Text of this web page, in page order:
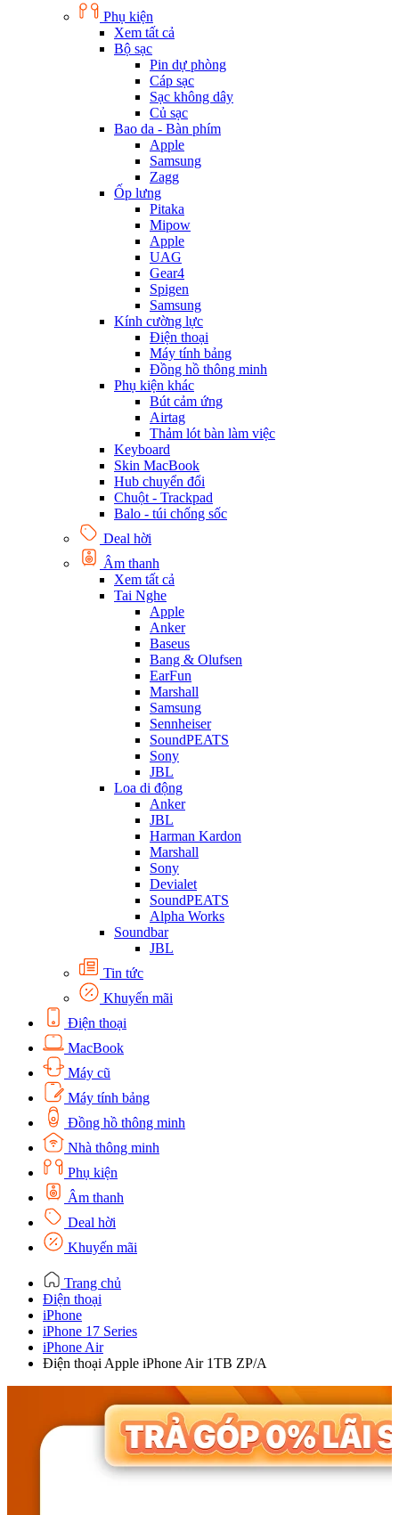
Phụ kiện
Xem tất cả
Bộ sạc
Pin dự phòng
Cáp sạc
Sạc không dây
Củ sạc
Bao da - Bàn phím
Apple
Samsung
Zagg
Ốp lưng
Pitaka
Mipow
Apple
UAG
Gear4
Spigen
Samsung
Kính cường lực
Điện thoại
Máy tính bảng
Đồng hồ thông minh
Phụ kiện khác
Bút cảm ứng
Airtag
Thảm lót bàn làm việc
Keyboard
Skin MacBook
Hub chuyển đổi
Chuột - Trackpad
Balo - túi chống sốc
Deal hời
Âm thanh
Xem tất cả
Tai Nghe
Apple
Anker
Baseus
Bang & Olufsen
EarFun
Marshall
Samsung
Sennheiser
SoundPEATS
Sony
JBL
Loa di động
Anker
JBL
Harman Kardon
Marshall
Sony
Devialet
SoundPEATS
Alpha Works
Soundbar
JBL
Tin tức
Khuyến mãi
Điện thoại
MacBook
Máy cũ
Máy tính bảng
Đồng hồ thông minh
Nhà thông minh
Phụ kiện
Âm thanh
Deal hời
Khuyến mãi
Trang chủ
Điện thoại
iPhone
iPhone 17 Series
iPhone Air
Điện thoại Apple iPhone Air 1TB ZP/A